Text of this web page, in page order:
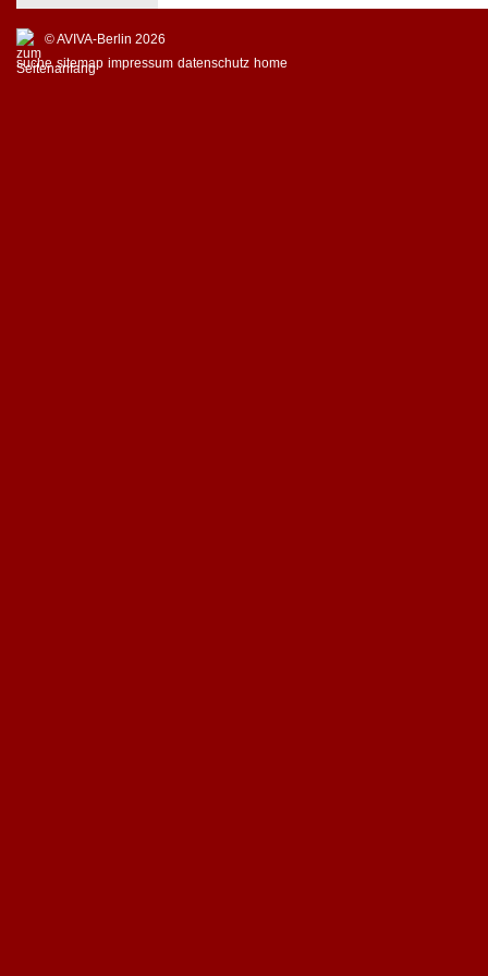
© AVIVA-Berlin 2026
suche sitemap impressum datenschutz home